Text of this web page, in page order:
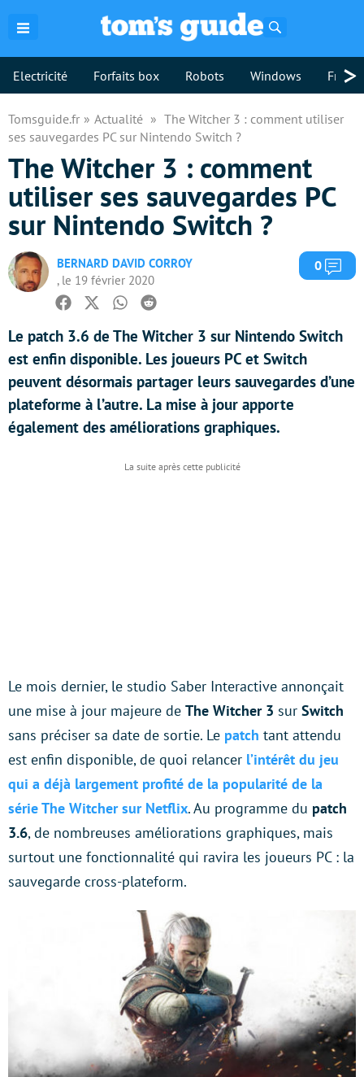
Electricité Forfaits box Robots Windows >
Tomsguide.fr Actualité
The Witcher 3 : comment utiliser
ses sauvegardes PC sur Nintendo Switch ?
The Witcher 3 : comment
utiliser ses sauvegardes PC
sur Nintendo Switch ?
BERNARD DAVID CORROY
, le 19 février 2020
0
Facebook
TwitterWhatsapp
Reddit
Le patch 3.6 de The Witcher 3 sur Nintendo Switch
est enfin disponible. Les joueurs PC et Switch
peuvent désormais partager leurs sauvegardes d’une
plateforme à l’autre. La mise à jour apporte
également des améliorations graphiques.
Le mois dernier, le studio Saber Interactive annonçait
une mise à jour majeure de The Witcher 3 sur Switch
sans préciser sa date de sortie. Le patch tant attendu
est enfin disponible, de quoi relancer l’intérêt du jeu
qui a déjà largement profité de la popularité de la
série The Witcher sur Netflix. Au programme du patch
3.6, de nombreuses améliorations graphiques, mais
surtout une fonctionnalité qui ravira les joueurs PC : la
sauvegarde cross-plateform.